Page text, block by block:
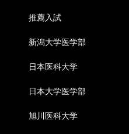
推薦入試
新潟大学医学部
日本医科大学
日本大学医学部
旭川医科大学